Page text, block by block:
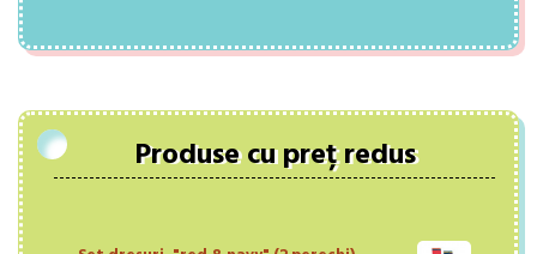
Produse cu preț redus